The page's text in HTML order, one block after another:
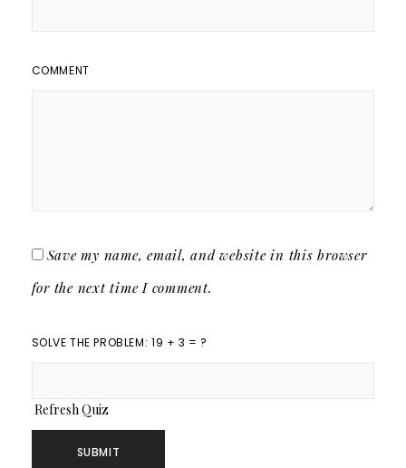
COMMENT
Save my name, email, and website in this browser
for the next time I comment.
SOLVE THE PROBLEM: 19 + 3 = ?
Refresh Quiz